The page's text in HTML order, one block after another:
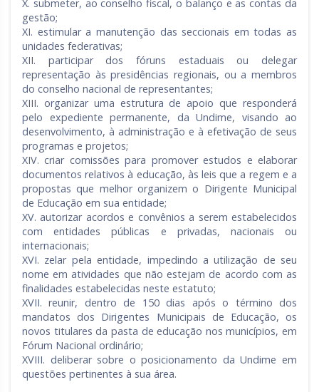
X. submeter, ao conselho fiscal, o balanço e as contas da
gestão;
XI. estimular a manutenção das seccionais em todas as
unidades federativas;
XII. participar dos fóruns estaduais ou delegar
representação às presidências regionais, ou a membros
do conselho nacional de representantes;
XIII. organizar uma estrutura de apoio que responderá
pelo expediente permanente, da Undime, visando ao
desenvolvimento, à administração e à efetivação de seus
programas e projetos;
XIV. criar comissões para promover estudos e elaborar
documentos relativos à educação, às leis que a regem e a
propostas que melhor organizem o Dirigente Municipal
de Educação em sua entidade;
XV. autorizar acordos e convênios a serem estabelecidos
com entidades públicas e privadas, nacionais ou
internacionais;
XVI. zelar pela entidade, impedindo a utilização de seu
nome em atividades que não estejam de acordo com as
finalidades estabelecidas neste estatuto;
XVII. reunir, dentro de 150 dias após o término dos
mandatos dos Dirigentes Municipais de Educação, os
novos titulares da pasta de educação nos municípios, em
Fórum Nacional ordinário;
XVIII. deliberar sobre o posicionamento da Undime em
questões pertinentes à sua área.